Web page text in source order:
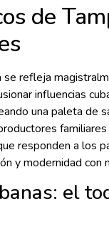
de
se refleja
influencias
una paleta de
responden a los
y modernidad con
el